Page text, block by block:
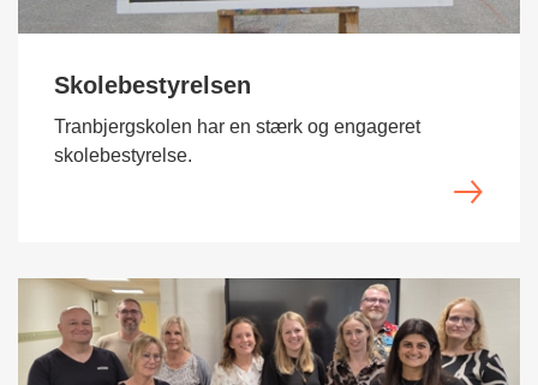
Skolebestyrelsen
Tranbjergskolen har en stærk og engageret
skolebestyrelse.